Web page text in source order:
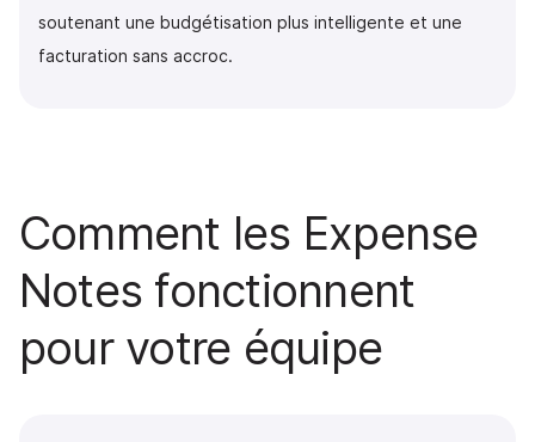
soutenant une budgétisation plus intelligente et une
facturation sans accroc.
Comment les Expense
Notes fonctionnent
pour votre équipe